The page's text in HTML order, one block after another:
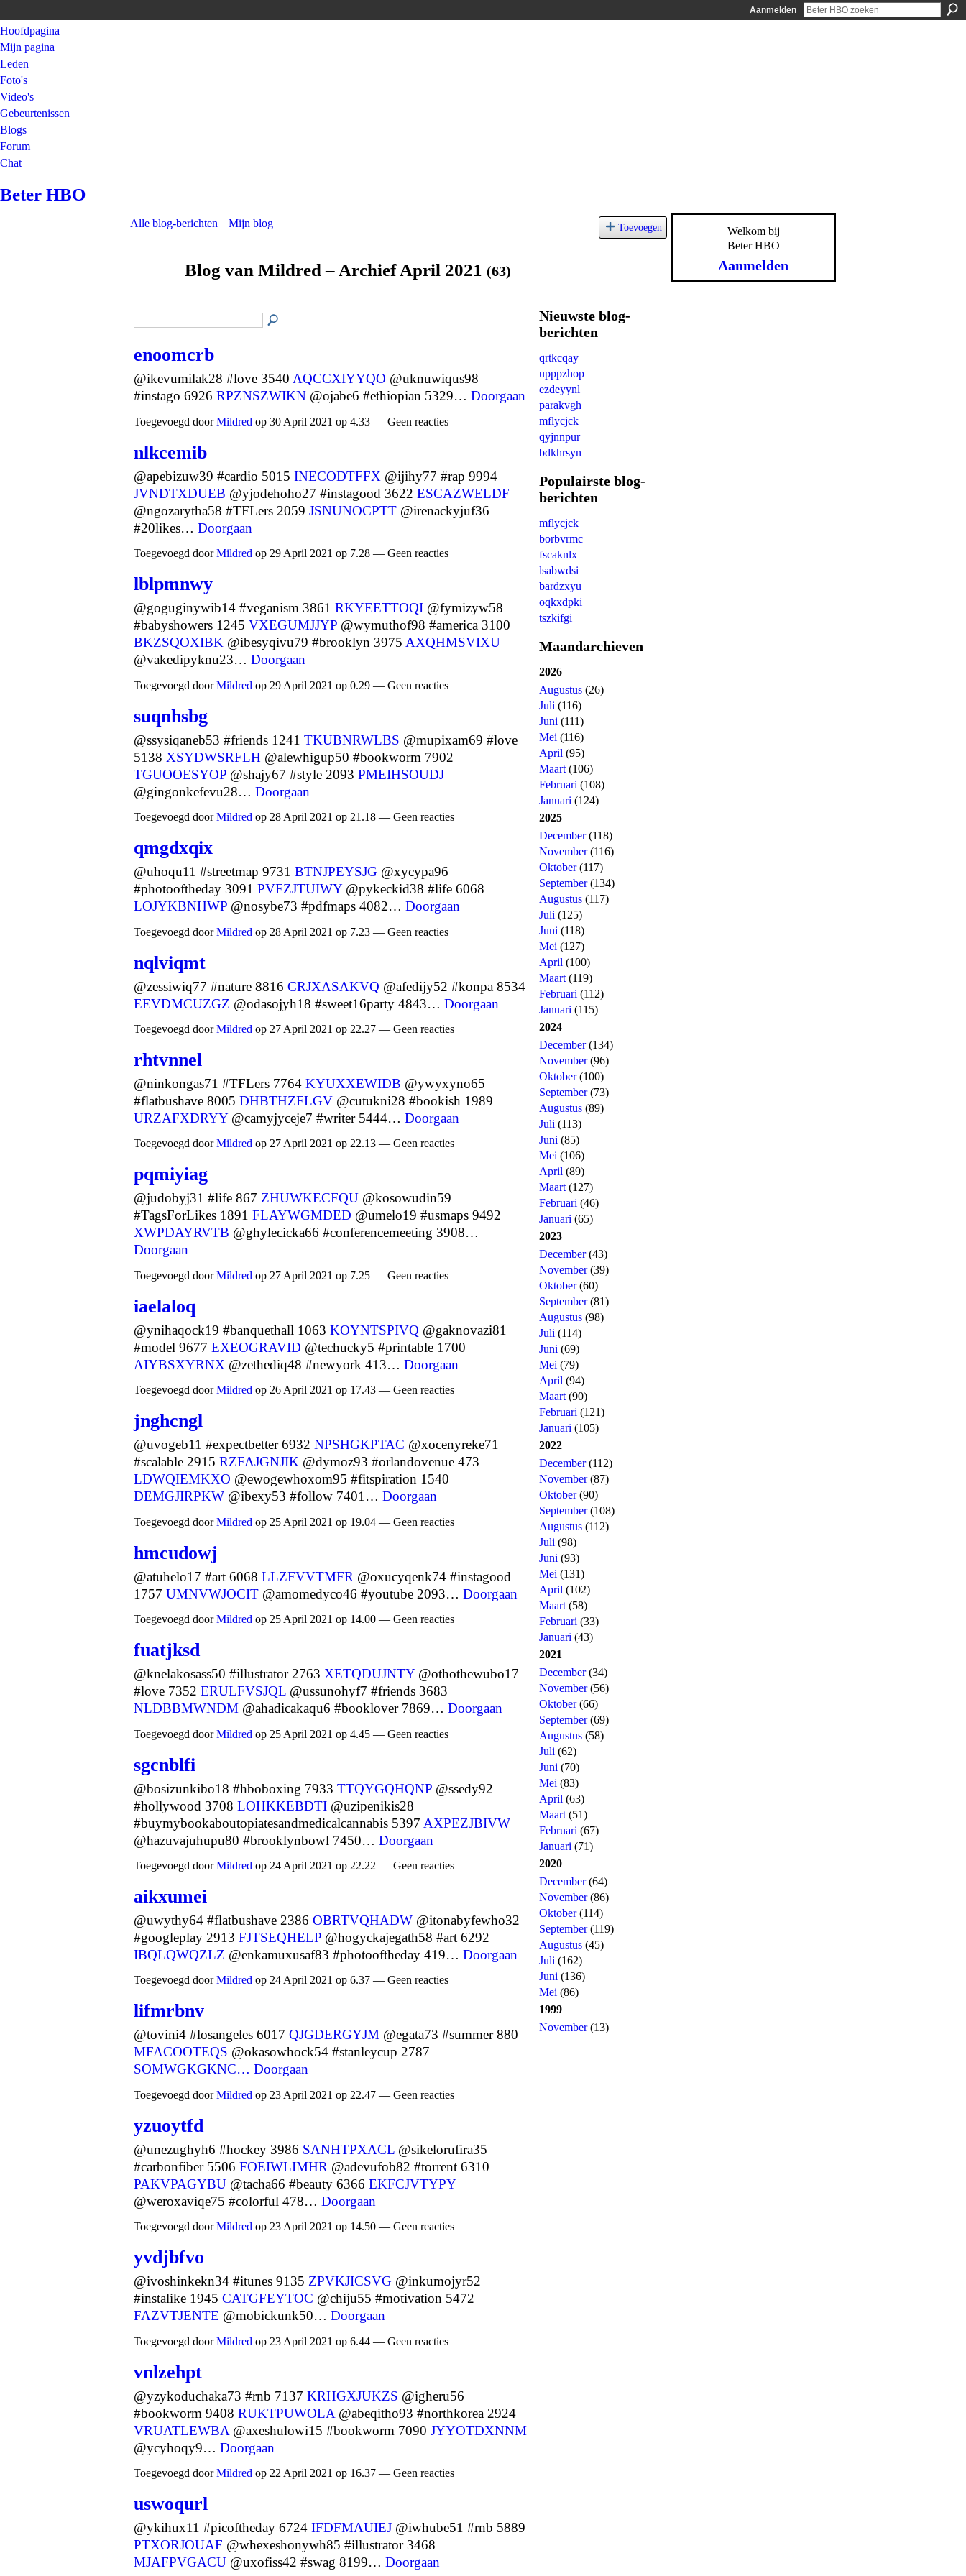
Aanmelden
Hoofdpagina
Mijn pagina
Leden
Foto's
Video's
Gebeurtenissen
Blogs
Forum
Chat
Beter HBO
Alle blog-berichten Mijn blog Toevoegen
Blog van Mildred – Archief April 2021 (63)
enoomcrb
@ikevumilak28 #love 3540 AQCCXIYYQO @uknuwiqus98
#instago 6926 RPZNSZWIKN @ojabe6 #ethiopian 5329… Doorgaan
Toegevoegd doorMildred op 30 April 2021 op 4.33 — Geen reacties
nlkcemib
@apebizuw39 #cardio 5015 INECODTFFX @ijihy77 #rap 9994
JVNDTXDUEB @yjodehoho27 #instagood 3622 ESCAZWELDF
@ngozarytha58 #TFLers 2059 JSNUNOCPTT @irenackyjuf36
#20likes… Doorgaan
Toegevoegd doorMildred op 29 April 2021 op 7.28 — Geen reacties
lblpmnwy
@goguginywib14 #veganism 3861 RKYEETTOQI @fymizyw58
#babyshowers 1245 VXEGUMJJYP @wymuthof98 #america 3100
BKZSQOXIBK @ibesyqivu79 #brooklyn 3975 AXQHMSVIXU
@vakedipyknu23… Doorgaan
Toegevoegd doorMildred op 29 April 2021 op 0.29 — Geen reacties
suqnhsbg
@ssysiqaneb53 #friends 1241 TKUBNRWLBS @mupixam69 #love
5138 XSYDWSRFLH @alewhigup50 #bookworm 7902
TGUOOESYOP @shajy67 #style 2093 PMEIHSOUDJ
@gingonkefevu28… Doorgaan
Toegevoegd doorMildred op 28 April 2021 op 21.18 — Geen reacties
qmgdxqix
@uhoqu11 #streetmap 9731 BTNJPEYSJG @xycypa96
#photooftheday 3091 PVFZJTUIWY@pykeckid38 #life 6068
LOJYKBNHWP @nosybe73 #pdfmaps 4082… Doorgaan
Toegevoegd doorMildred op 28 April 2021 op 7.23 — Geen reacties
nqlviqmt
@zessiwiq77 #nature 8816 CRJXASAKVQ @afedijy52 #konpa 8534
EEVDMCUZGZ @odasojyh18 #sweet16party 4843… Doorgaan
Toegevoegd doorMildred op 27 April 2021 op 22.27 — Geen reacties
rhtvnnel
@ninkongas71 #TFLers 7764 KYUXXEWIDB @ywyxyno65
#flatbushave 8005 DHBTHZFLGV @cutukni28 #bookish 1989
URZAFXDRYY@camyjyceje7 #writer 5444… Doorgaan
Toegevoegd doorMildred op 27 April 2021 op 22.13 — Geen reacties
pqmiyiag
@judobyj31 #life 867 ZHUWKECFQU @kosowudin59
#TagsForLikes 1891 FLAYWGMDED @umelo19 #usmaps 9492
XWPDAYRVTB @ghylecicka66 #conferencemeeting 3908…
Doorgaan
Toegevoegd doorMildred op 27 April 2021 op 7.25 — Geen reacties
iaelaloq
@ynihaqock19 #banquethall 1063 KOYNTSPIVQ @gaknovazi81
#model 9677 EXEOGRAVID @techucky5 #printable 1700
AIYBSXYRNX @zethediq48 #newyork 413… Doorgaan
Toegevoegd doorMildred op 26 April 2021 op 17.43 — Geen reacties
jnghcngl
@uvogeb11 #expectbetter 6932 NPSHGKPTAC @xocenyreke71
#scalable 2915 RZFAJGNJIK @dymoz93 #orlandovenue 473
LDWQIEMKXO @ewogewhoxom95 #fitspiration 1540
DEMGJIRPKW @ibexy53 #follow 7401… Doorgaan
Toegevoegd doorMildred op 25 April 2021 op 19.04 — Geen reacties
hmcudowj
@atuhelo17 #art 6068 LLZFVVTMFR @oxucyqenk74 #instagood
1757 UMNVWJOCIT @amomedyco46 #youtube 2093… Doorgaan
Toegevoegd doorMildred op 25 April 2021 op 14.00 — Geen reacties
fuatjksd
@knelakosass50 #illustrator 2763 XETQDUJNTY@othothewubo17
#love 7352 ERULFVSJQL @ussunohyf7 #friends 3683
NLDBBMWNDM @ahadicakaqu6 #booklover 7869… Doorgaan
Toegevoegd doorMildred op 25 April 2021 op 4.45 — Geen reacties
sgcnblfi
@bosizunkibo18 #hboboxing 7933 TTQYGQHQNP @ssedy92
#hollywood 3708 LOHKKEBDTI @uzipenikis28
#buymybookaboutopiatesandmedicalcannabis 5397 AXPEZJBIVW
@hazuvajuhupu80 #brooklynbowl 7450… Doorgaan
Toegevoegd doorMildred op 24 April 2021 op 22.22 — Geen reacties
aikxumei
@uwythy64 #flatbushave 2386 OBRTVQHADW @itonabyfewho32
#googleplay 2913 FJTSEQHELP @hogyckajegath58 #art 6292
IBQLQWQZLZ @enkamuxusaf83 #photooftheday 419… Doorgaan
Toegevoegd doorMildred op 24 April 2021 op 6.37 — Geen reacties
lifmrbnv
@tovini4 #losangeles 6017 QJGDERGYJM @egata73 #summer 880
MFACOOTEQS @okasowhock54 #stanleycup 2787
SOMWGKGKNC… Doorgaan
Toegevoegd doorMildred op 23 April 2021 op 22.47 — Geen reacties
yzuoytfd
@unezughyh6 #hockey 3986 SANHTPXACL @sikelorufira35
#carbonfiber 5506 FOEIWLIMHR @adevufob82 #torrent 6310
PAKVPAGYBU @tacha66 #beauty 6366 EKFCJVTYPY
@weroxaviqe75 #colorful 478… Doorgaan
Toegevoegd doorMildred op 23 April 2021 op 14.50 — Geen reacties
yvdjbfvo
@ivoshinkekn34 #itunes 9135 ZPVKJICSVG @inkumojyr52
#instalike 1945 CATGFEYTOC @chiju55 #motivation 5472
FAZVTJENTE @mobickunk50… Doorgaan
Toegevoegd doorMildred op 23 April 2021 op 6.44 — Geen reacties
vnlzehpt
@yzykoduchaka73 #rnb 7137 KRHGXJUKZS @igheru56
#bookworm 9408 RUKTPUWOLA @abeqitho93 #northkorea 2924
VRUATLEWBA @axeshulowi15 #bookworm 7090 JYYOTDXNNM
@ycyhoqy9… Doorgaan
Toegevoegd doorMildred op 22 April 2021 op 16.37 — Geen reacties
uswoqurl
@ykihux11 #picoftheday 6724 IFDFMAUIEJ @iwhube51 #rnb 5889
PTXORJOUAF @whexeshonywh85 #illustrator 3468
MJAFPVGACU @uxofiss42 #swag 8199… Doorgaan
Nieuwste blog-
berichten
qrtkcqay
upppzhop
ezdeyynl
parakvgh
mflycjck
qyjnnpur
bdkhrsyn
Populairste blog-
berichten
mflycjck
borbvrmc
fscaknlx
lsabwdsi
bardzxyu
oqkxdpki
tszkifgi
Maandarchieven
2026
Augustus (26)
Juli (116)
Juni (111)
Mei (116)
April (95)
Maart (106)
Februari (108)
Januari (124)
2025
December(118)
November(116)
Oktober(117)
September(134)
Augustus (117)
Juli (125)
Juni (118)
Mei (127)
April (100)
Maart (119)
Februari (112)
Januari (115)
2024
December(134)
November(96)
Oktober(100)
September(73)
Augustus (89)
Juli (113)
Juni (85)
Mei (106)
April (89)
Maart (127)
Februari (46)
Januari (65)
2023
December(43)
November(39)
Oktober(60)
September(81)
Augustus (98)
Juli (114)
Juni (69)
Mei (79)
April (94)
Maart (90)
Februari (121)
Januari (105)
2022
December(112)
November(87)
Oktober(90)
September(108)
Augustus (112)
Juli (98)
Juni (93)
Mei (131)
April (102)
Maart (58)
Februari (33)
Januari (43)
2021
December(34)
November(56)
Oktober(66)
September(69)
Augustus (58)
Juli (62)
Juni (70)
Mei (83)
April (63)
Maart (51)
Februari (67)
Januari (71)
2020
December(64)
November(86)
Oktober(114)
September(119)
Augustus (45)
Juli (162)
Juni (136)
Mei (86)
1999
November(13)
Welkom bij
Beter HBO
Aanmelden